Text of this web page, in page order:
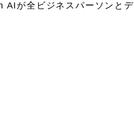
が全ビジネスパーソンと